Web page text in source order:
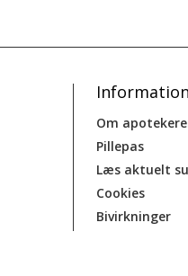
Information
Om
Pillepas
Læs aktuelt
Cookies
Bivirkninger